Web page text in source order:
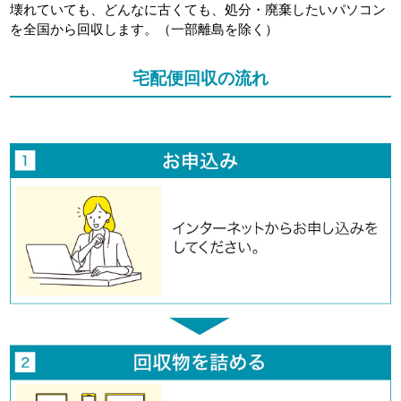
壊れていても、どんなに古くても、処分・廃棄したいパソコン
を全国から回収します。（一部離島を除く）
宅配便回収の流れ